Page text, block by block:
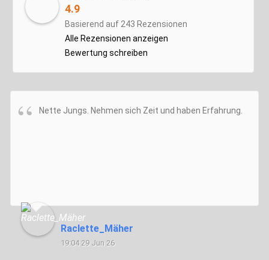
4.9
Basierend auf 243 Rezensionen
Alle Rezensionen anzeigen
Bewertung schreiben
Nette Jungs. Nehmen sich Zeit und haben Erfahrung.
Raclette_Mäher
19:04 29 Jun 26